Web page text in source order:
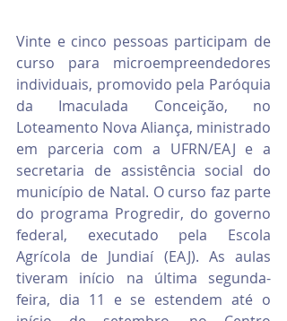
Vinte e cinco pessoas participam de
curso para microempreendedores
individuais, promovido pela Paróquia
da Imaculada Conceição, no
Loteamento Nova Aliança, ministrado
em parceria com a UFRN/EAJ e a
secretaria de assistência social do
município de Natal. O curso faz parte
do programa Progredir, do governo
federal, executado pela Escola
Agrícola de Jundiaí (EAJ). As aulas
tiveram início na última segunda-
feira, dia 11 e se estendem até o